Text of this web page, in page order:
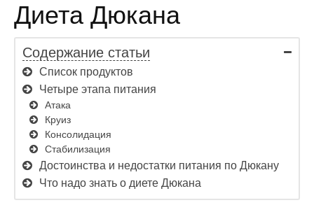
Диета Дюкана
Содержание статьи
Список продуктов
Четыре этапа питания
Атака
Круиз
Консолидация
Стабилизация
Достоинства и недостатки питания по Дюкану
Что надо знать о диете Дюкана